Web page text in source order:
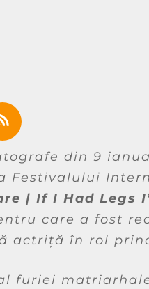
din 9
Festivalului
| If I Had Legs
care a fost
actriță în rol
furiei